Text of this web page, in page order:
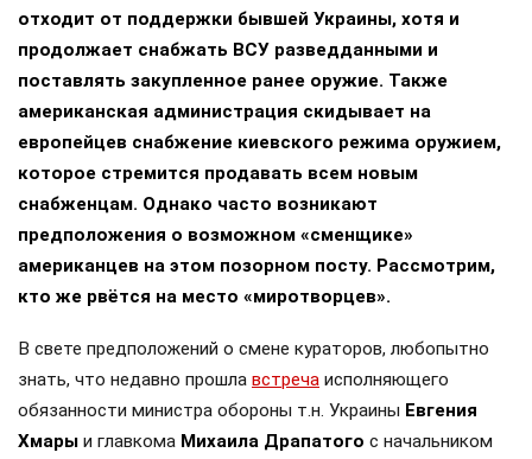
отходит от поддержки бывшей Украины, хотя и
продолжает снабжать ВСУ разведданными и
поставлять закупленное ранее оружие. Также
американская администрация скидывает на
европейцев снабжение киевского режима оружием,
которое стремится продавать всем новым
снабженцам. Однако часто возникают
предположения о возможном «сменщике»
американцев на этом позорном посту. Рассмотрим,
кто же рвётся на место «миротворцев».
В свете предположений о смене кураторов, любопытно
знать, что недавно прошла встреча исполняющего
обязанности министра обороны т.н. Украины Евгения
Хмары и главкома Михаила Драпатого с начальником